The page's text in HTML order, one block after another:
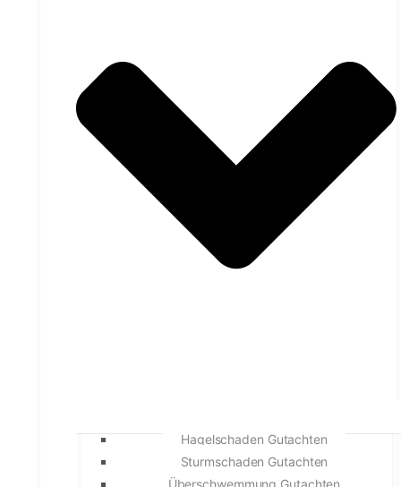
Hagelschaden Gutachten
Sturmschaden Gutachten
Überschwemmung Gutachten